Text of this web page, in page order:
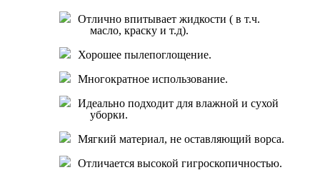
Отлично впитывает жидкости ( в т.ч.
масло, краску и т.д).
Хорошее пылепоглощение.
Многократное использование.
Идеально подходит для влажной и сухой
уборки.
Мягкий материал, не оставляющий ворса.
Отличается высокой гигроскопичностью.